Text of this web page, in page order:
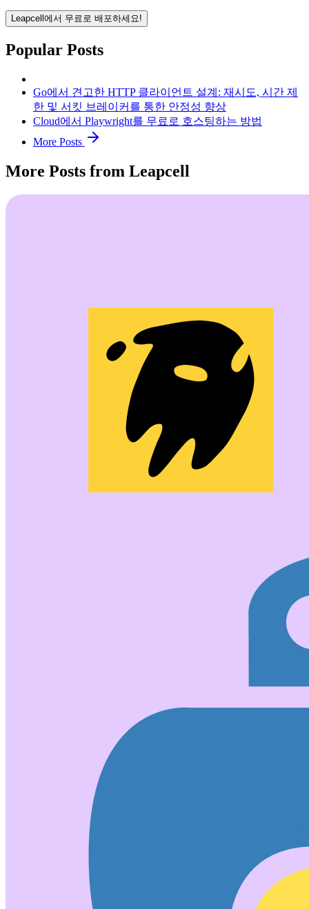
Leapcell에서 무료로 배포하세요!
Popular Posts
Go에서 견고한 HTTP 클라이언트 설계: 재시도, 시간 제
한 및 서킷 브레이커를 통한 안정성 향상
Cloud에서 Playwright를 무료로 호스팅하는 방법
More Posts
More Posts from Leapcell